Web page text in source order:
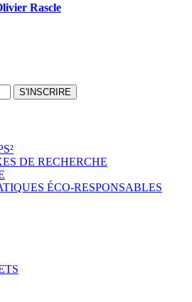
Rascle
S'INSCRIRE
DE RECHERCHE
ÉCO-RESPONSABLES